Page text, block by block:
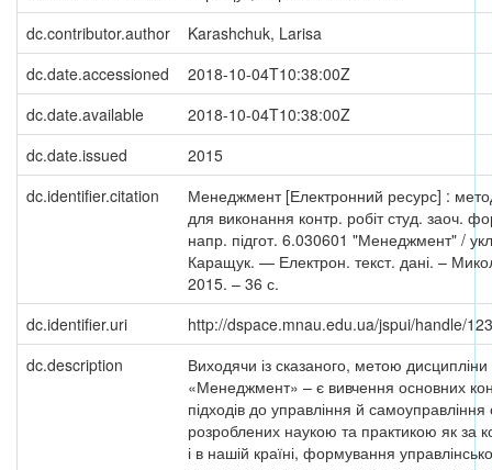
dc.contributor.author
Karashchuk, Larisa
dc.date.accessioned
2018-10-04T10:38:00Z
dc.date.available
2018-10-04T10:38:00Z
dc.date.issued
2015
dc.identifier.citation
Менеджмент [Електронний ресурс] :
для виконання контр. робіт студ. заоч.
напр. підгот. 6.030601 "Менеджмент" /
Каращук. — Електрон. текст. дані. –
2015. – 36 с.
dc.identifier.uri
http://dspace.mnau.edu.ua/jspui/handle/
dc.description
Виходячи із сказаного, метою дисципліни
«Менеджмент» – є вивчення основних
підходів до управління й самоуправління
розроблених наукою та практикою як за
і в нашій країні, формування